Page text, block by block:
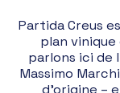
Partida Creus
plan vinique
parlons ici de
Massimo